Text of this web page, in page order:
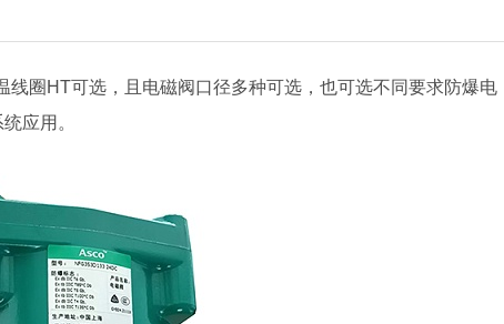
线圈HT可选，且电磁阀口径多种可选，也可选不同要求防爆电
应用。